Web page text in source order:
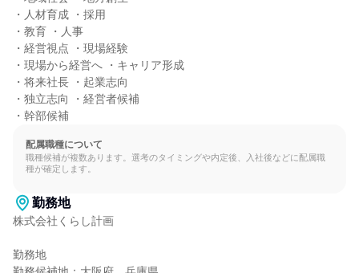
・人材育成 ・採用
・教育 ・人事
・経営視点 ・現場経験
・現場から経営へ ・キャリア形成
・将来社長 ・起業志向
・独立志向 ・経営者候補
・幹部候補
配属職種について
職種候補が複数あります。選考のタイミングや内定後、入社後などに配属職
種が確定します。
勤務地
株式会社くらし計画
勤務地